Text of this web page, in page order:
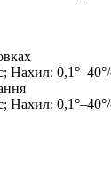
Нахил:
Нахил: